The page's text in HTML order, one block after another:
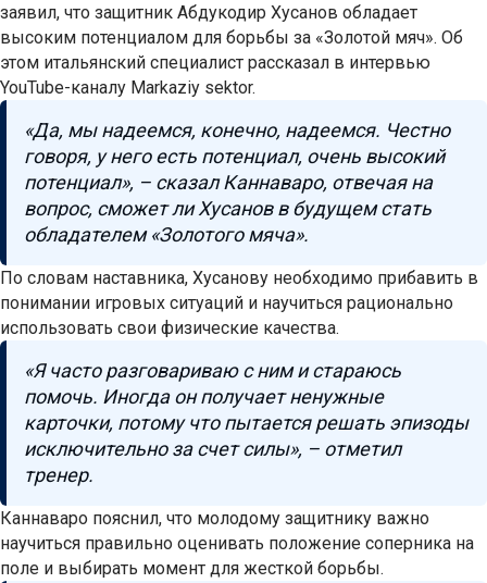
заявил, что защитник Абдукодир Хусанов обладает
высоким потенциалом для борьбы за «Золотой мяч». Об
этом итальянский специалист рассказал в интервью
YouTube-каналу Markaziy sektor.
«Да, мы надеемся, конечно, надеемся. Честно
говоря, у него есть потенциал, очень высокий
потенциал», – сказал Каннаваро, отвечая на
вопрос, сможет ли Хусанов в будущем стать
обладателем «Золотого мяча».
По словам наставника, Хусанову необходимо прибавить в
понимании игровых ситуаций и научиться рационально
использовать свои физические качества.
«Я часто разговариваю с ним и стараюсь
помочь. Иногда он получает ненужные
карточки, потому что пытается решать эпизоды
исключительно за счет силы», – отметил
тренер.
Каннаваро пояснил, что молодому защитнику важно
научиться правильно оценивать положение соперника на
поле и выбирать момент для жесткой борьбы.